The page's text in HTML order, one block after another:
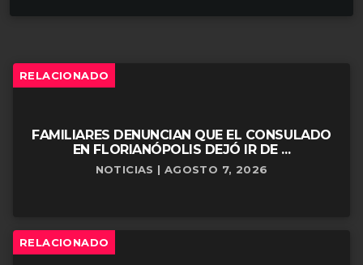
RELACIONADO
FAMILIARES DENUNCIAN QUE EL CONSULADO
EN FLORIANÓPOLIS DEJÓ IR DE ...
NOTICIAS | AGOSTO 7, 2026
RELACIONADO